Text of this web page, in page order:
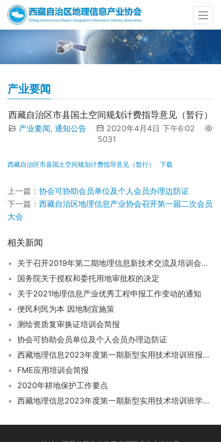
产业要闻
西藏自治区市县国土空间规划计费指导意见（暂行）
产业要闻, 通知公告
2020年4月4日 下午6:02
5031
西藏自治区市县国土空间规划计费指导意见（暂行） 下载
上一篇： 协会可协助会员单位及个人会员办理边防证
下一篇： 西藏自治区地理信息产业协会召开第一届二次会员
大会
相关新闻
关于召开2019年第二期地理信息新技术交流及培训会的通知
国务院关于授权和委托用地审批权的决定
关于2021地理信息产业优秀工程申报工作变动的通知
便民利民为本 因地制宜施策
测绘资质复审换证培训会简报
协会可协助会员单位及个人会员办理边防证
西藏地理信息2023年度第一期新型实用技术培训班报名表
FME应用培训会简报
2020年耕地保护工作要点
西藏地理信息2023年度第一期新型实用技术培训班学员结业名单公示